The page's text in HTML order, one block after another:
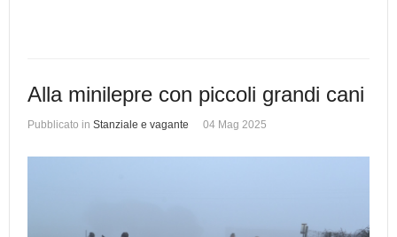
Alla minilepre con piccoli grandi cani
Pubblicato in Stanziale e vagante 04 Mag 2025